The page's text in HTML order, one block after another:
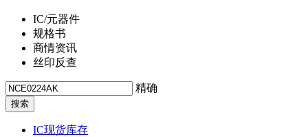
IC/元器件
规格书
商情资讯
丝印反查
精确
IC现货库存